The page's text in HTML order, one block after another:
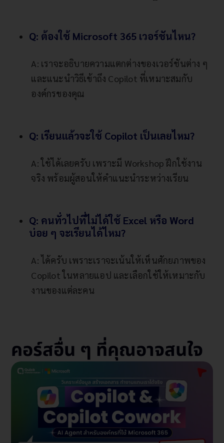
Q: ต้องใช้ Microsoft 365 เวอร์ชันไหน?
A: เราจะอธิบายความแตกต่างของเวอร์ชันต่าง ๆ
และแนะนำวิธีเข้าถึง Copilot ที่เหมาะสมกับ
องค์กรของคุณ
Q: เรียนแล้วจะใช้ Copilot เป็นเลยไหม?
A: ใช้ได้เลยครับ เพราะมี Workshop ฝึกใช้งาน
จริง พร้อมผู้สอนให้คำแนะนำระหว่างเรียน
Q: คนทั่วไปที่ไม่ได้ใช้ Excel หรือ Word
บ่อย ๆ จะเรียนได้ไหม?
A: ได้ครับ เพราะเราจะเน้นให้เห็นศักยภาพของ
Copilot ในหลายแอป และเลือกใช้ให้เหมาะกับ
งานของแต่ละคน
คอร์สอื่น ๆ ที่คุณอาจสนใจ